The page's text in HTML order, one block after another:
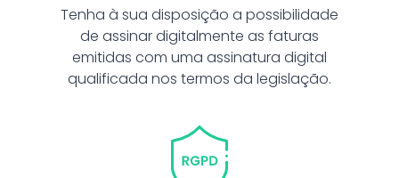
Tenha à sua disposição a possibilidade
de assinar digitalmente as faturas
emitidas com uma assinatura digital
qualificada nos termos da legislação.